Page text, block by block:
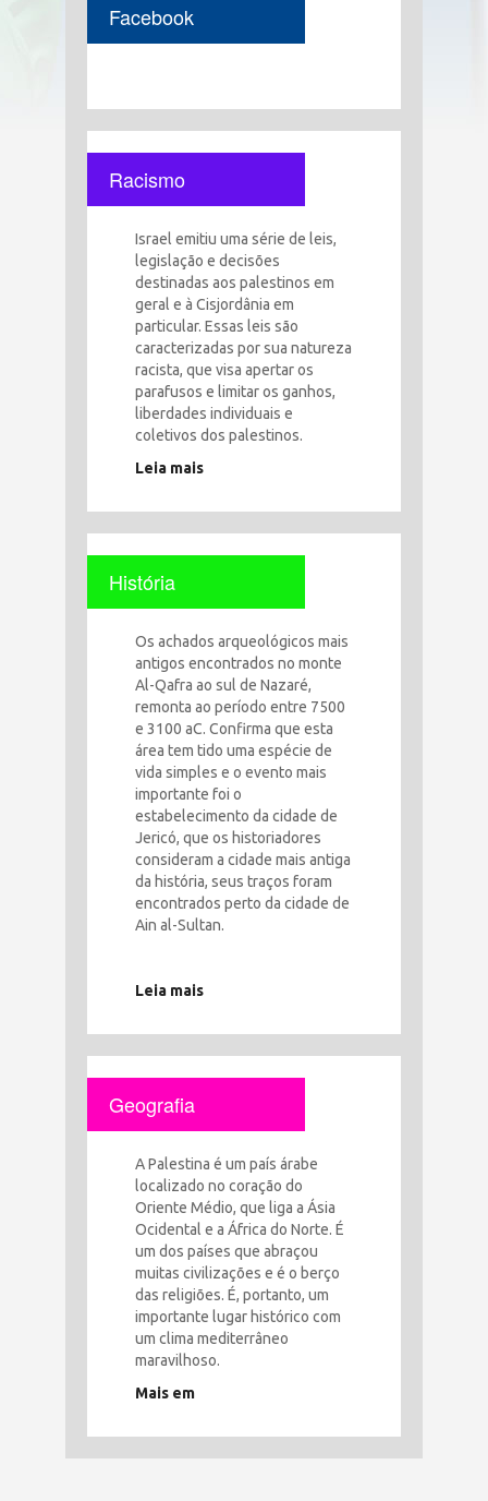
Facebook
Racismo
Israel emitiu uma série de leis,
legislação e decisões
destinadas aos palestinos em
geral e à Cisjordânia em
particular. Essas leis são
caracterizadas por sua natureza
racista, que visa apertar os
parafusos e limitar os ganhos,
liberdades individuais e
coletivos dos palestinos.
Leia mais
História
Os achados arqueológicos mais
antigos encontrados no monte
Al-Qafra ao sul de Nazaré,
remonta ao período entre 7500
e 3100 aC. Confirma que esta
área tem tido uma espécie de
vida simples e o evento mais
importante foi o
estabelecimento da cidade de
Jericó, que os historiadores
consideram a cidade mais antiga
da história, seus traços foram
encontrados perto da cidade de
Ain al-Sultan.
Leia mais
Geografia
A Palestina é um país árabe
localizado no coração do
Oriente Médio, que liga a Ásia
Ocidental e a África do Norte. É
um dos países que abraçou
muitas civilizações e é o berço
das religiões. É, portanto, um
importante lugar histórico com
um clima mediterrâneo
maravilhoso.
Mais em